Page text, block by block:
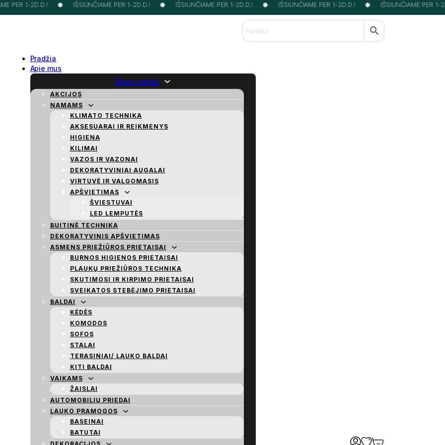
PER 1-2D.D.! IŠSIUNČIAME PER 1-2D.D.! IŠSIUNČIAME PER 1-2D.D.! IŠSIUNČIAME PER 1-2D.D.! IŠSIUNČIAME PER 1-
Pradžia
Apie mus
Visos prekės
AKCIJOS
NAMAMS
KLIMATO TECHNIKA
AKSESUARAI IR REIKMENYS
HIGIENA
KILIMAI
VAZOS IR VAZONAI
DEKORATYVINIAI AUGALAI
VIRTUVĖ IR VALGOMASIS
APŠVIETIMAS
ŠVIESTUVAI
LED LEMPUTĖS
BUITINĖ TECHNIKA
DEKORATYVINIS APŠVIETIMAS
ASMENS PRIEŽIŪROS PRIETAISAI
BURNOS HIGIENOS PRIETAISAI
PLAUKŲ PRIEŽIŪROS TECHNIKA
SKUTIMOSI IR KIRPIMO PRIETAISAI
SVEIKATOS STEBĖJIMO PRIETAISAI
BALDAI
KĖDĖS
KOMODOS
SOFOS
STALAI
TERASINIAI/ LAUKO BALDAI
KITI BALDAI
VAIKAMS
ŽAISLAI
AUTOMOBILIŲ PRIEDAI
LAUKO PRAMOGOS
BASEINAI
BATUTAI